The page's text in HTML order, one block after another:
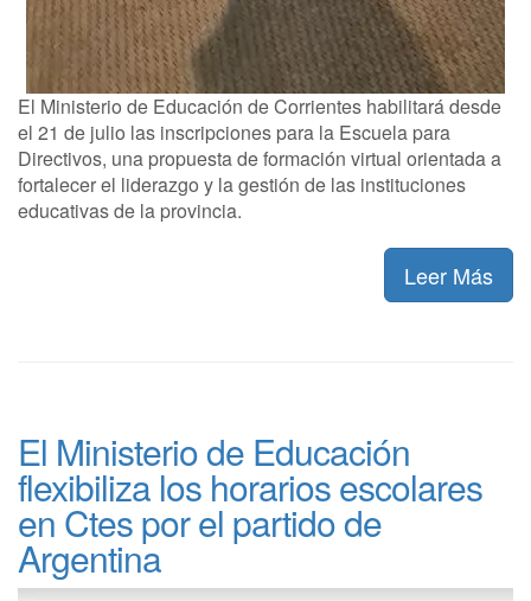
El Ministerio de Educación de Corrientes habilitará desde
el 21 de julio las inscripciones para la Escuela para
Directivos, una propuesta de formación virtual orientada a
fortalecer el liderazgo y la gestión de las instituciones
educativas de la provincia.
Leer Más
El Ministerio de Educación
flexibiliza los horarios escolares
en Ctes por el partido de
Argentina